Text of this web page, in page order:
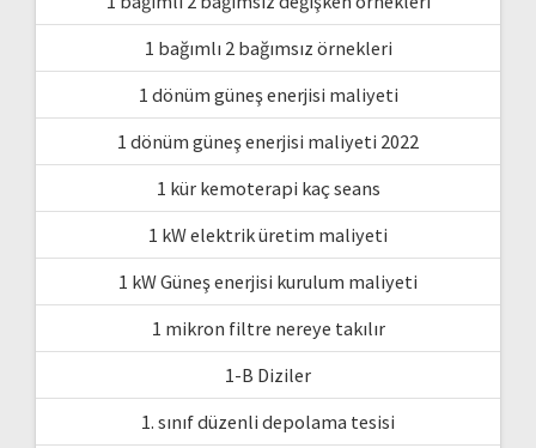
1 bağımlı 2 bağımsız örnekleri
1 dönüm güneş enerjisi maliyeti
1 dönüm güneş enerjisi maliyeti 2022
1 kür kemoterapi kaç seans
1 kW elektrik üretim maliyeti
1 kW Güneş enerjisi kurulum maliyeti
1 mikron filtre nereye takılır
1-B Diziler
1. sınıf düzenli depolama tesisi